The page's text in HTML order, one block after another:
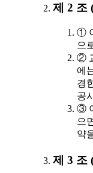
제 2 조
①
으
②
에
경
공
③
으
약
제 3 조